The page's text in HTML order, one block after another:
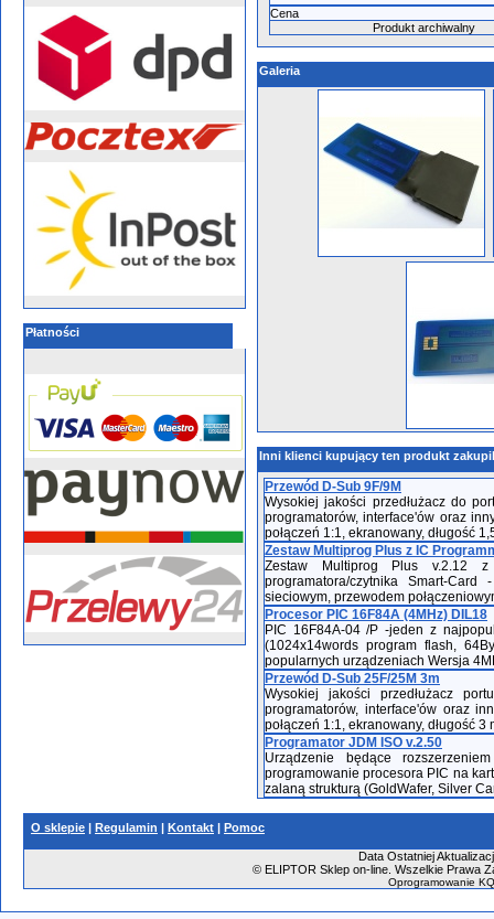
Płatności
Cena
Produkt archiwalny
Galeria
Inni klienci kupujący ten produkt
Przewód D-Sub 9F/9M
Wysokiej jakości przedłużacz do
programatorów, interface'ów oraz
połączeń 1:1, ekranowany, długość
Zestaw Multiprog Plus z IC
Zestaw Multiprog Plus v.2.12
programatora/czytnika Smart-
sieciowym, przewodem
Procesor PIC 16F84A (4MHz) DIL18
PIC 16F84A-04 /P -jeden z
(1024x14words program flash,
popularnych urządzeniach Wersja
Przewód D-Sub 25F/25M 3m
Wysokiej jakości przedłużacz
programatorów, interface'ów oraz
połączeń 1:1, ekranowany, długość 3
Programator JDM ISO v.2.50
Urządzenie będące
programowanie procesora PIC na
zalaną strukturą (GoldWafer, Silver
O sklepie | Regulamin | Kontakt | Pomoc
Data Ostatniej
© ELIPTOR Sklep on-line. Wszelkie Prawa
Oprogramowanie